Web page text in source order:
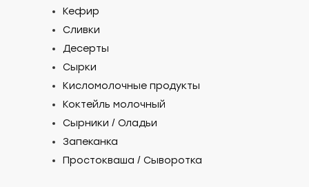
Кефир
Сливки
Десерты
Сырки
Кисломолочные продукты
Коктейль молочный
Сырники / Оладьи
Запеканка
Простокваша / Сыворотка